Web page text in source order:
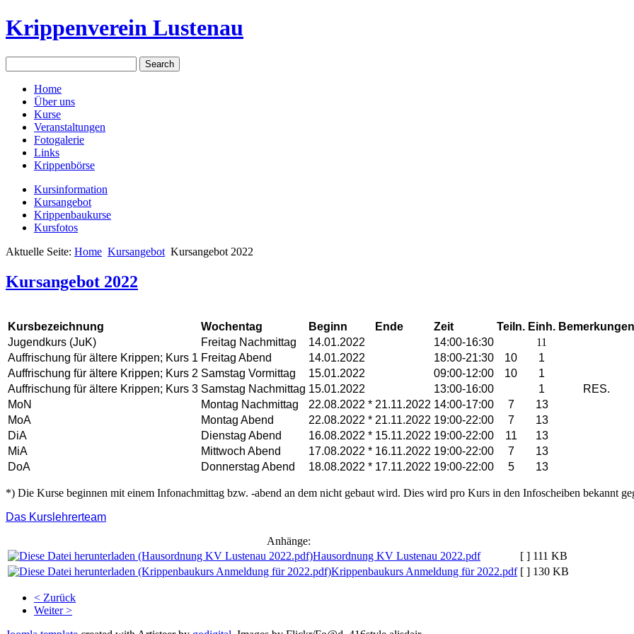
Krippenverein Lustenau
Home
Über uns
Kurse
Veranstaltungen
Fotogalerie
Links
Krippenbörse
Kursinformation
Kursangebot
Krippenbaukurse
Kursfotos
Aktuelle Seite: Home Kursangebot Kursangebot 2022
Kursangebot 2022
Kursbezeichnung Wochentag Beginn Ende Zeit Teiln. Einh. Bemerkungen
Jugendkurs (JuK)
Freitag Nachmittag 14.01.2022 14:00-16:30
11
Auffrischung für ältere Krippen; Kurs 1 Freitag Abend 14.01.2022 18:00-21:30 10
1
Auffrischung für ältere Krippen; Kurs 2 Samstag Vormittag 15.01.2022 09:00-12:00 10
1
Auffrischung für ältere Krippen; Kurs 3 Samstag Nachmittag 15.01.2022 13:00-16:00 1
RES.
MoN
Montag Nachmittag 22.08.2022 * 21.11.2022 14:00-17:00 7
13
MoA
Montag Abend 22.08.2022 * 21.11.2022 19:00-22:00 7
13
DiA
Dienstag Abend 16.08.2022 * 15.11.2022 19:00-22:00 11
13
MiA
Mittwoch Abend 17.08.2022 * 16.11.2022 19:00-22:00 7
13
DoA
Donnerstag Abend 18.08.2022 * 17.11.2022 19:00-22:00 5 13
*) Die Kurse beginnen mit einem Infonachmittag bzw. -abend an dem nicht gebaut wird. Dies wird pro Kurs in den Infoscheiben bekannt
Das Kurslehrerteam
Anhänge:
Hausordnung KV Lustenau 2022.pdf
[ ] 111 KB
Krippenbaukurs Anmeldung für 2022.pdf [ ] 130 KB
< Zurück
Weiter >